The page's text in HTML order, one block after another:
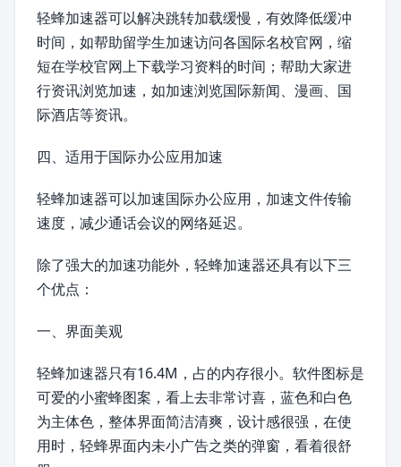
轻蜂加速器可以解决跳转加载缓慢，有效降低缓冲
时间，如帮助留学生加速访问各国际名校官网，缩
短在学校官网上下载学习资料的时间；帮助大家进
行资讯浏览加速，如加速浏览国际新闻、漫画、国
际酒店等资讯。
四、适用于国际办公应用加速
轻蜂加速器可以加速国际办公应用，加速文件传输
速度，减少通话会议的网络延迟。
除了强大的加速功能外，轻蜂加速器还具有以下三
个优点：
一、界面美观
轻蜂加速器只有16.4M，占的内存很小。软件图标是
可爱的小蜜蜂图案，看上去非常讨喜，蓝色和白色
为主体色，整体界面简洁清爽，设计感很强，在使
用时，轻蜂界面内未小广告之类的弹窗，看着很舒